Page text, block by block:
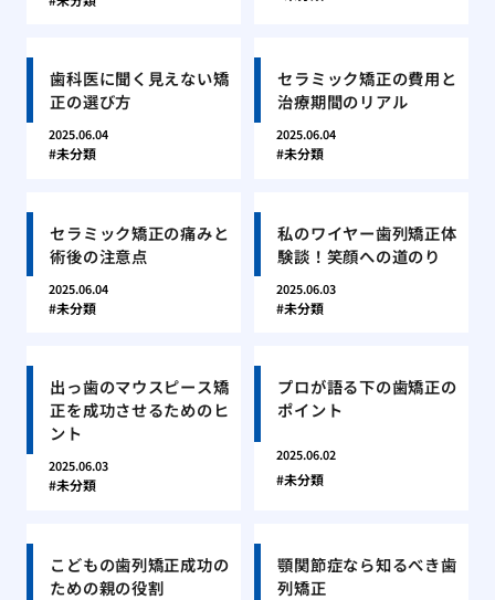
歯科医に聞く見えない矯
正の選び方
2025.06.04
未分類
セラミック矯正の費用と
治療期間のリアル
2025.06.04
未分類
セラミック矯正の痛みと
術後の注意点
2025.06.04
未分類
私のワイヤー歯列矯正体
験談！笑顔への道のり
2025.06.03
未分類
出っ歯のマウスピース矯
正を成功させるためのヒ
ント
2025.06.03
未分類
プロが語る下の歯矯正の
ポイント
2025.06.02
未分類
こどもの歯列矯正成功の
ための親の役割
顎関節症なら知るべき歯
列矯正